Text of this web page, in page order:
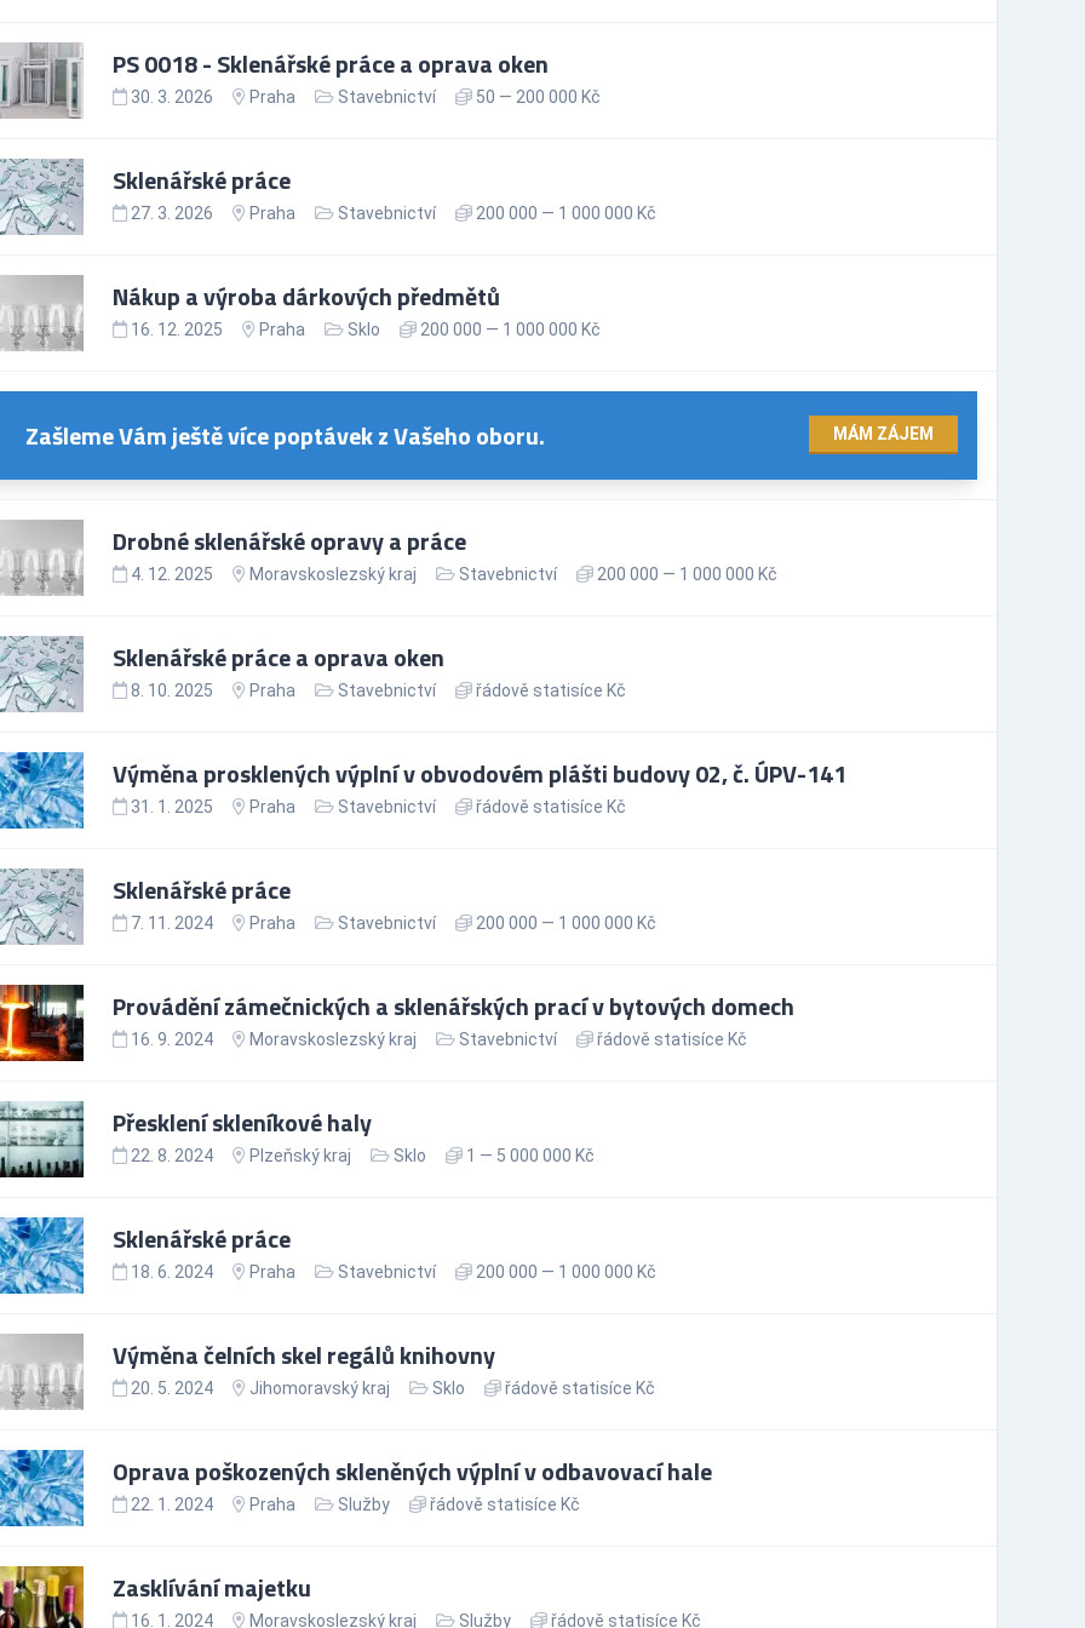
PS 0018 - Sklenářské práce a oprava oken
30. 3. 2026 Praha Stavebnictví 50 — 200 000 Kč
Sklenářské práce
27. 3. 2026 Praha Stavebnictví 200 000 — 1 000 000 Kč
Nákup a výroba dárkových předmětů
16. 12. 2025 Praha Sklo 200 000 — 1 000 000 Kč
Zašleme Vám ještě více poptávek z Vašeho oboru. MÁM ZÁJEM
Drobné sklenářské opravy a práce
4. 12. 2025 Moravskoslezský kraj Stavebnictví 200 000 — 1 000 000 Kč
Sklenářské práce a oprava oken
8. 10. 2025 Praha Stavebnictví řádově statisíce Kč
Výměna prosklených výplní v obvodovém plášti budovy 02, č. ÚPV-141
31. 1. 2025 Praha Stavebnictví řádově statisíce Kč
Sklenářské práce
7. 11. 2024 Praha Stavebnictví 200 000 — 1 000 000 Kč
Provádění zámečnických a sklenářských prací v bytových domech
16. 9. 2024 Moravskoslezský kraj Stavebnictví řádově statisíce Kč
Přesklení skleníkové haly
22. 8. 2024 Plzeňský kraj Sklo 1 — 5 000 000 Kč
Sklenářské práce
18. 6. 2024 Praha Stavebnictví 200 000 — 1 000 000 Kč
Výměna čelních skel regálů knihovny
20. 5. 2024 Jihomoravský kraj Sklo řádově statisíce Kč
Oprava poškozených skleněných výplní v odbavovací hale
22. 1. 2024 Praha Služby řádově statisíce Kč
Zasklívání majetku
16. 1. 2024 Moravskoslezský kraj Služby řádově statisíce Kč